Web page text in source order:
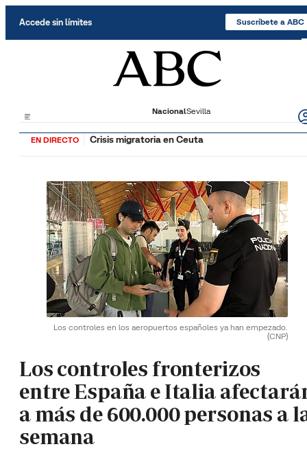
Accede sin límites Suscríbete a ABC
NacionalSevilla
EN DIRECTO Crisis migratoria en Ceuta
Los controles en los aeropuertos españoles ya han empezado.
(CNP)
Los controles fronterizos
entre España e Italia
a más de 600.000 personas a
semana